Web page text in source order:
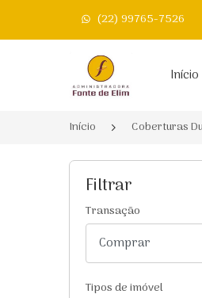
(22) 99765-7526
Página inicial Início
Início Coberturas
Filtrar
Transação
Tipos de imóvel